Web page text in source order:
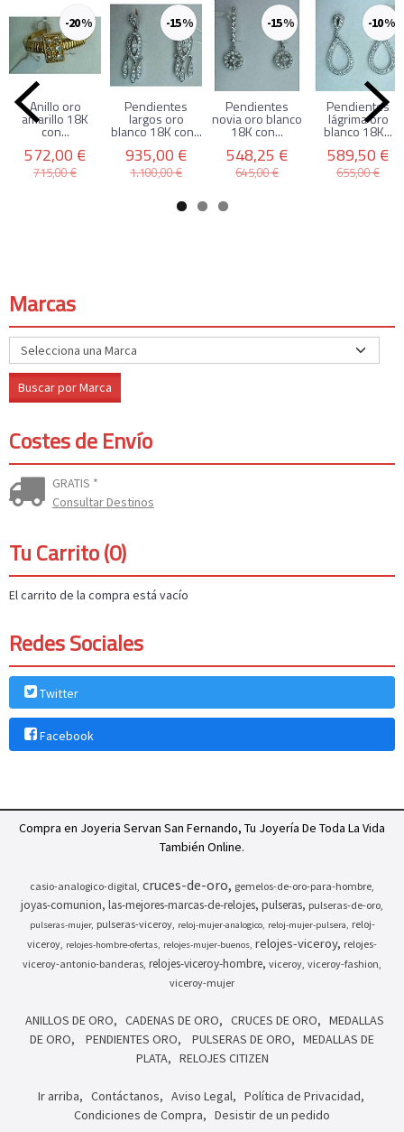
Marcas
Costes de Envío
GRATIS *
Consultar Destinos
Tu Carrito (0)
El carrito de la compra está vacío
Redes Sociales
Twitter
Facebook
-20 %
Anillo oro
amarillo 18K
con...
572,00 €
715,00 €
-15 %
Pendientes
largos oro
blanco 18K con...
935,00 €
1.100,00 €
-15 %
Pendientes
novia oro blanco
18K con...
548,25 €
645,00 €
-10 %
Pendientes
lágrima oro
blanco 18K...
589,50 €
655,00 €
Compra en Joyeria Servan San Fernando, Tu Joyería De Toda La Vida
También Online.
casio-analogico-digital cruces-de-oro gemelos-de-oro-para-hombre
joyas-comunion las-mejores-marcas-de-relojes pulseras pulseras-de-oro
pulseras-mujer pulseras-viceroy reloj-mujer-analogico reloj-mujer-pulsera
reloj-
viceroy relojes-hombre-ofertas relojes-mujer-buenos relojes-viceroy relojes-
viceroy-antonio-banderas relojes-viceroy-hombre viceroy viceroy-fashion
viceroy-mujer
ANILLOS DE ORO CADENAS DE ORO CRUCES DE ORO
MEDALLAS
DE ORO
PENDIENTES ORO PULSERAS DE ORO
MEDALLAS DE
PLATA
RELOJES CITIZEN
Ir arriba Contáctanos Aviso Legal
Política de Privacidad
Condiciones de Compra
Desistir de un pedido